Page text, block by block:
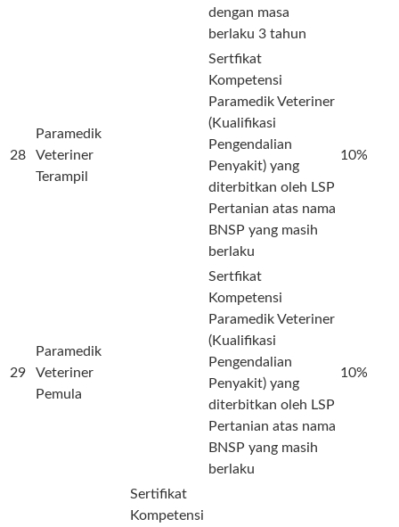
dengan masa
berlaku 3 tahun
28
Paramedik
Veteriner
Terampil
Sertfikat
Kompetensi
Paramedik Veteriner
(Kualifikasi
Pengendalian
Penyakit) yang
diterbitkan oleh LSP
Pertanian atas nama
BNSP yang masih
berlaku
10%
29
Paramedik
Veteriner
Pemula
Sertfikat
Kompetensi
Paramedik Veteriner
(Kualifikasi
Pengendalian
Penyakit) yang
diterbitkan oleh LSP
Pertanian atas nama
BNSP yang masih
berlaku
10%
Sertifikat
Kompetensi